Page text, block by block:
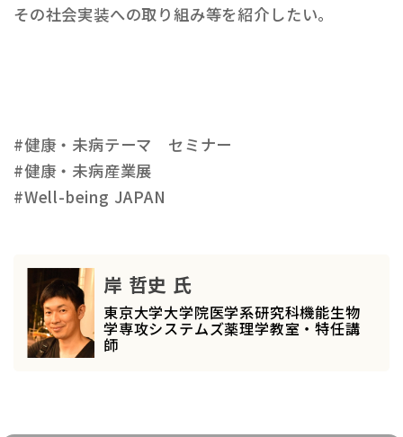
その社会実装への取り組み等を紹介したい。
#健康・未病テーマ セミナー
#健康・未病産業展
#Well-being JAPAN
岸 哲史 氏
東京大学大学院医学系研究科機能生物
学専攻システムズ薬理学教室・特任講
師